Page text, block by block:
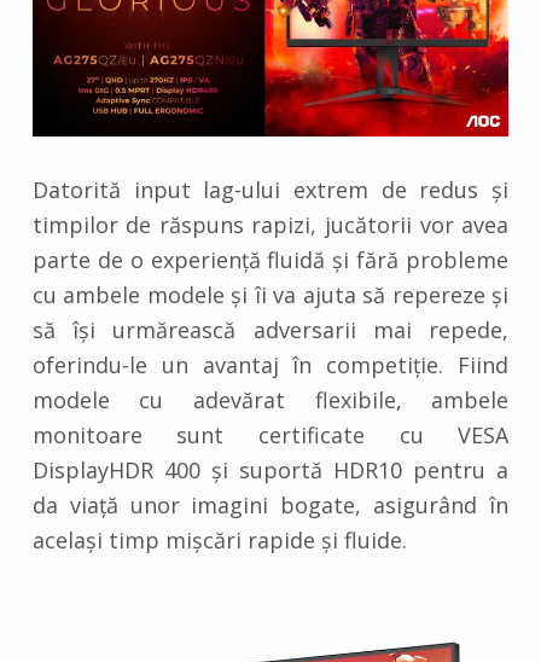
Datorită input lag-ului extrem de redus și
timpilor de răspuns rapizi, jucătorii vor avea
parte de o experiență fluidă și fără probleme
cu ambele modele și îi va ajuta să repereze și
să își urmărească adversarii mai repede,
oferindu-le un avantaj în competiție. Fiind
modele cu adevărat flexibile, ambele
monitoare sunt certificate cu VESA
DisplayHDR 400 și suportă HDR10 pentru a
da viață unor imagini bogate, asigurând în
același timp mișcări rapide și fluide.